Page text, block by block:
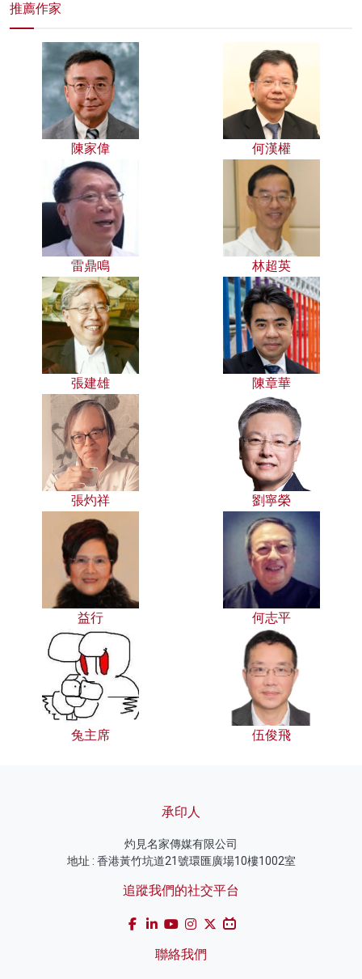
推薦作家
陳家偉 何漢權
雷鼎鳴 林超英
張建雄 陳章華
張灼祥 劉寧榮
益行 何志平
兔主席 伍俊飛
承印人
灼見名家傳媒有限公司
地址 : 香港黃竹坑道21號環匯廣場10樓1002室
追蹤我們的社交平台
聯絡我們